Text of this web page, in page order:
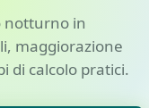
notturno in
maggiorazione
di calcolo pratici.